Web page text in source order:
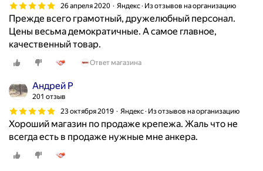
26 апреля 2020
Яндекс · Из отзывов на организацию
Прежде всего грамотный, дружелюбный персонал.
Цены весьма демократичные. А самое главное,
качественный товар.
Ответ магазина
Андрей Р
201 отзыв
23 октября 2019
Яндекс · Из отзывов на организацию
Хороший магазин по продаже крепежа. Жаль что не
всегда есть в продаже нужные мне анкера.